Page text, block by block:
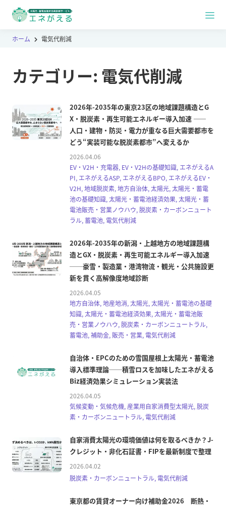
ホーム 電気代削減
カテゴリー: 電気代削減
2026年-2035年の東京23区の地域課題構造とG
X・脱炭素・再生可能エネルギー導入加速 ――
人口・建物・防災・電力が重なる巨大需要都市を
どう“実装可能な脱炭素都市”へ変えるか
2026.04.06
EV・V2H・充電器, EV・V2Hの基礎知識, エネがえるA
PI, エネがえるASP, エネがえるBPO, エネがえるEV・
V2H, 地域脱炭素, 地方自治体, 太陽光, 太陽光・蓄電
池の基礎知識, 太陽光・蓄電池経済効果, 太陽光・蓄
電池販売・営業ノウハウ, 脱炭素・カーボンニュート
ラル, 蓄電池, 電気代削減
2026年-2035年の新潟・上越地方の地域課題構
造とGX・脱炭素・再生可能エネルギー導入加速
──豪雪・製造業・港湾物流・観光・公共施設更
新を貫く高解像度地域診断
2026.04.05
地方自治体, 地産地消, 太陽光, 太陽光・蓄電池の基礎
知識, 太陽光・蓄電池経済効果, 太陽光・蓄電池販
売・営業ノウハウ, 脱炭素・カーボンニュートラル,
蓄電池, 補助金, 販売・営業, 電気代削減
自治体・EPCのための雪国屋根上太陽光・蓄電池
導入標準理論──積雪ロスを加味したエネがえる
Biz経済効果シミュレーション実装法
2026.04.05
気候変動・気候危機, 産業用自家消費型太陽光, 脱炭
素・カーボンニュートラル, 電気代削減
自家消費太陽光の環境価値は何を取るべきか？J-
クレジット・非化石証書・FIPを最新制度で整理
2026.04.02
脱炭素・カーボンニュートラル, 電気代削減
東京都の賃貸オーナー向け補助金2026 断熱・